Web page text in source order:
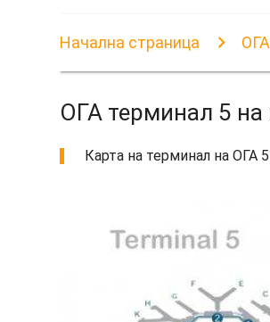
Начална страница
ОГА терминал 5 на
Карта на терминал на ОГА